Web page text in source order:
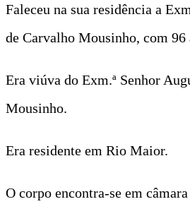
Faleceu na sua residência a
de Carvalho Mousinho, com 96
Era viúva do Exm.ª Senhor
Mousinho.
Era residente em Rio Maior.
O corpo encontra-se em